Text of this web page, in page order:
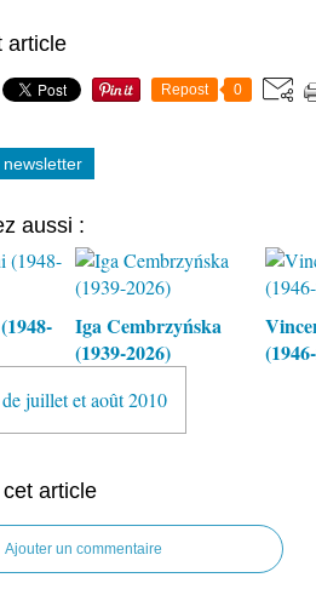
article
Repost 0
aussi :
Iga Cembrzyńska
(1939-2026)
juillet et août 2010
article
Ajouter un commentaire